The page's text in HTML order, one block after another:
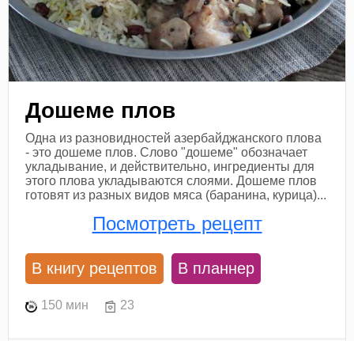
Дошеме плов
Одна из разновидностей азербайджанского плова
- это дошеме плов. Слово "дошеме" обозначает
укладывание, и действительно, ингредиенты для
этого плова укладываются слоями. Дошеме плов
готовят из разных видов мяса (баранина, курица)...
Посмотреть рецепт
В книгу рецептов В планнер
150 мин 23